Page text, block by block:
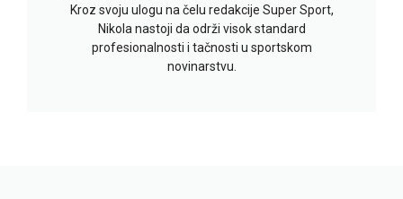
Kroz svoju ulogu na čelu redakcije Super Sport,
Nikola nastoji da održi visok standard
profesionalnosti i tačnosti u sportskom
novinarstvu.